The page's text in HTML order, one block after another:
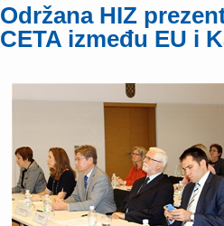
Održana HIZ
CETA između EU i